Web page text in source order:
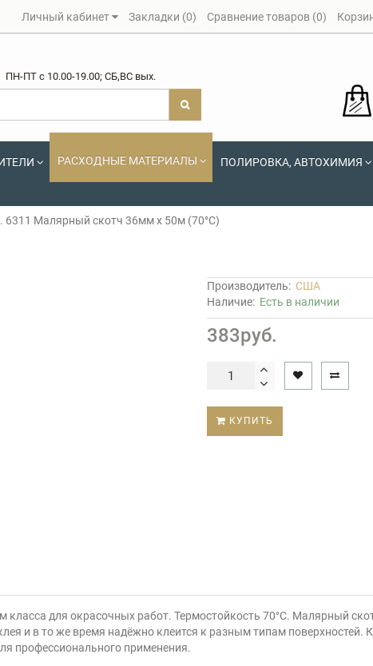
Личный кабинет Закладки (0) Сравнение товаров (0)
ПН-ПТ c 10.00-19.00; СБ,ВС вых.
РАСХОДНЫЕ МАТЕРИАЛЫ ПОЛИРОВКА, АВТОХИМИЯ
6311 Малярный скотч 36мм х 50м (70°С)
Производитель: США
Наличие: Есть в наличии
383руб.
КУПИТЬ
для окрасочных работ. Термостойкость 70°С. Малярный
и в то же время надёжно клеится к разным типам поверхностей.
профессионального применения.